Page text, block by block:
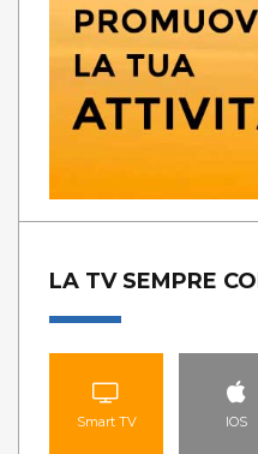
LA TV SEMPRE
Smart TV IOS